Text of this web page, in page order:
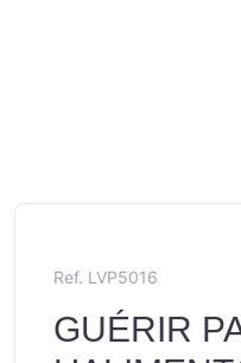
Ref. LVP5016
GUÉRIR